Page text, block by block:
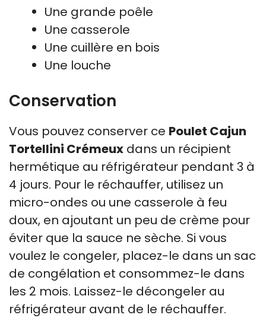
Une grande poêle
Une casserole
Une cuillère en bois
Une louche
Conservation
Vous pouvez conserver ce Poulet Cajun
Tortellini Crémeux dans un récipient
hermétique au réfrigérateur pendant 3 à
4 jours. Pour le réchauffer, utilisez un
micro-ondes ou une casserole à feu
doux, en ajoutant un peu de crème pour
éviter que la sauce ne sèche. Si vous
voulez le congeler, placez-le dans un sac
de congélation et consommez-le dans
les 2 mois. Laissez-le décongeler au
réfrigérateur avant de le réchauffer.